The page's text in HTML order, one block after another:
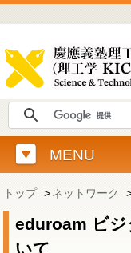
MENU
トップ >ネットワーク
eduroam ビジ
いて